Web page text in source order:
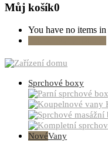
Můj košík0
You have no items
Sprchové boxy
NovéVany